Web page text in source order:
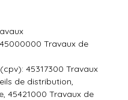
Travaux de
45317300 Travaux
de distribution,
45421000 Travaux de